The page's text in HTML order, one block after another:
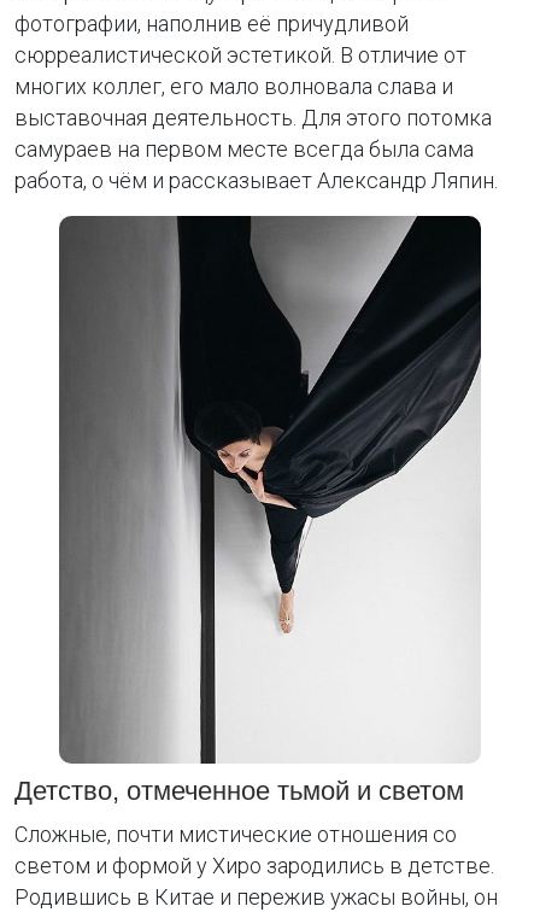
фотографии, наполнив её причудливой
сюрреалистической эстетикой. В отличие от
многих коллег, его мало волновала слава и
выставочная деятельность. Для этого потомка
самураев на первом месте всегда была сама
работа, о чём и рассказывает Александр Ляпин.
Детство, отмеченное тьмой и светом
Сложные, почти мистические отношения со
светом и формой у Хиро зародились в детстве.
Родившись в Китае и пережив ужасы войны, он